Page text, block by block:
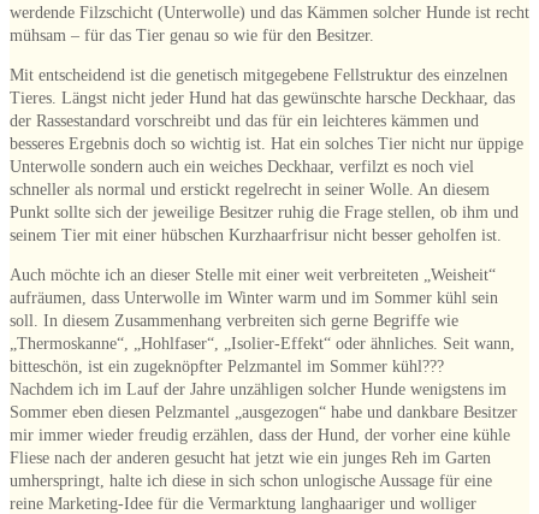
werdende Filzschicht (Unterwolle) und das Kämmen solcher Hunde ist recht
mühsam – für das Tier genau so wie für den Besitzer.
Mit entscheidend ist die genetisch mitgegebene Fellstruktur des einzelnen
Tieres. Längst nicht jeder Hund hat das gewünschte harsche Deckhaar, das
der Rassestandard vorschreibt und das für ein leichteres kämmen und
besseres Ergebnis doch so wichtig ist. Hat ein solches Tier nicht nur üppige
Unterwolle sondern auch ein weiches Deckhaar, verfilzt es noch viel
schneller als normal und erstickt regelrecht in seiner Wolle. An diesem
Punkt sollte sich der jeweilige Besitzer ruhig die Frage stellen, ob ihm und
seinem Tier mit einer hübschen Kurzhaarfrisur nicht besser geholfen ist.
Auch möchte ich an dieser Stelle mit einer weit verbreiteten „Weisheit“
aufräumen, dass Unterwolle im Winter warm und im Sommer kühl sein
soll. In diesem Zusammenhang verbreiten sich gerne Begriffe wie
„Thermoskanne“, „Hohlfaser“, „Isolier-Effekt“ oder ähnliches. Seit wann,
bitteschön, ist ein zugeknöpfter Pelzmantel im Sommer kühl???
Nachdem ich im Lauf der Jahre unzähligen solcher Hunde wenigstens im
Sommer eben diesen Pelzmantel „ausgezogen“ habe und dankbare Besitzer
mir immer wieder freudig erzählen, dass der Hund, der vorher eine kühle
Fliese nach der anderen gesucht hat jetzt wie ein junges Reh im Garten
umherspringt, halte ich diese in sich schon unlogische Aussage für eine
reine Marketing-Idee für die Vermarktung langhaariger und wolliger